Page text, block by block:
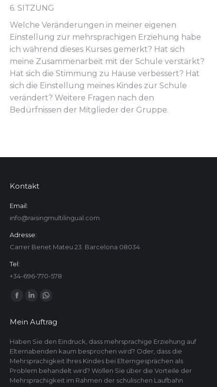
6. SITZUNG
Welche Veränderungen in meiner eigenen
Einstellung zur mehrsprachigen Erziehung habe
ich während dieses Kurses gemerkt? Hat sich
meine Zusammenarbeit mit der Schule verstärkt?
Hat sich die Stimmung zu Hause verbessert? Hat
sich die Einstellung meines Kindes zur Schule
verändert? Weitere Fragen nach den
Bedürfnissen der Mitglieder der Gruppe.
Kontakt
Email:
info@raisingmultilingual.com
Adresse:
Carrer Benet Mateu 23. Barcelona 08034
Tel:
+34-696-770-578
Finden Sie uns auf:
Facebook
opens
in
new
window
Linkedin
opens
in
new
window
Whatsapp
opens
in
new
window
Mein Auftrag
Haben Sie den Eindruck, dass mehrsprachige Erziehung auf
Elternabenden kaum besprochen wird? Oder, dass die
Mehrsprachigkeit Ihres Kindes bei Elterngesprächen als
Problem behandelt wird? Wollen Sie über die Vorteile der
Mehrsprachigkeit im Rahmen der schulischen Laufbahn